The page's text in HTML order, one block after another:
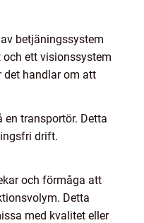
betjäningssystem
och ett visionssystem
det handlar om att
transportör. Detta
drift.
och förmåga att
Detta
med kvalitet eller